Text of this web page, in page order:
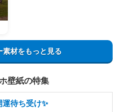
素材をもっと見る
壁紙の特集
待ち受け✨